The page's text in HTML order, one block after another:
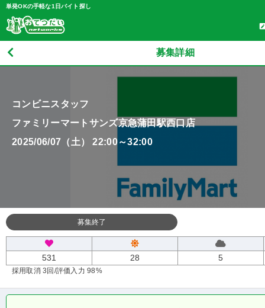
単発OKの手軽な1日バイト探し
募集詳細
コンビニスタッフ
ファミリーマートサンズ京急蒲田駅西口店
2025/06/07（土） 22:00～32:00
募集終了
531 28 5
採用取消 3回 /評価入力 98%